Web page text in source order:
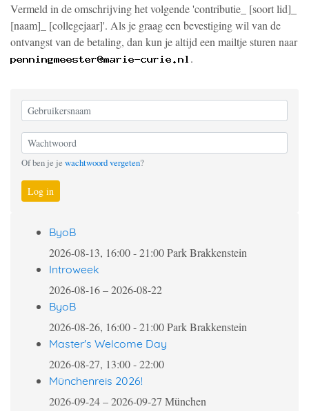
Vermeld in de omschrijving het volgende 'contributie_ [soort lid]_
[naam]_ [collegejaar]'. Als je graag een bevestiging wil van de
ontvangst van de betaling, dan kun je altijd een mailtje sturen naar
.
Of ben je je wachtwoord vergeten?
Log in
ByoB
2026-08-13, 16:00-21:00Park Brakkenstein
Introweek
2026-08-16–2026-08-22
ByoB
2026-08-26, 16:00-21:00Park Brakkenstein
Master's Welcome Day
2026-08-27, 13:00-22:00
Münchenreis 2026!
2026-09-24–2026-09-27 München